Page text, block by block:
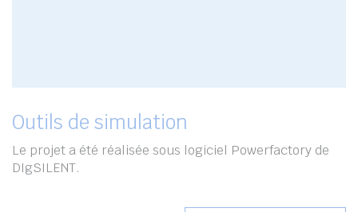
Outils de simulation
Le projet a été réalisée sous logiciel Powerfactory de
DIgSILENT.